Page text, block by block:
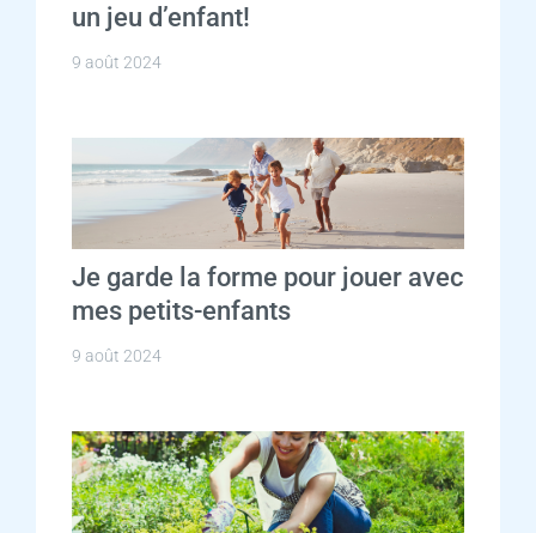
un jeu d’enfant!
9 août 2024
Je garde la forme pour jouer avec
mes petits-enfants
9 août 2024